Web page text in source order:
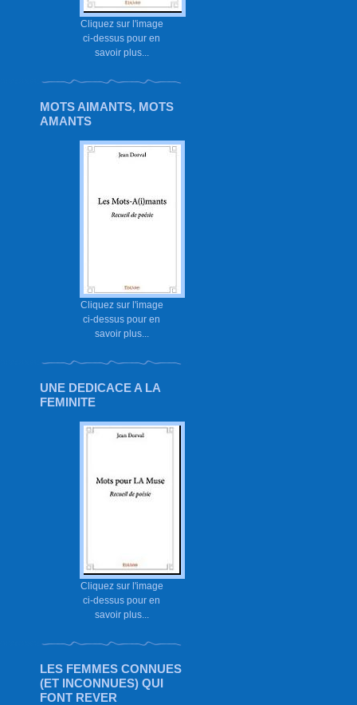
Cliquez sur l'image
ci-dessus pour en
savoir plus...
MOTS AIMANTS, MOTS
AMANTS
Cliquez sur l'image
ci-dessus pour en
savoir plus...
UNE DEDICACE A LA
FEMINITE
Cliquez sur l'image
ci-dessus pour en
savoir plus...
LES FEMMES CONNUES
(ET INCONNUES) QUI
FONT REVER